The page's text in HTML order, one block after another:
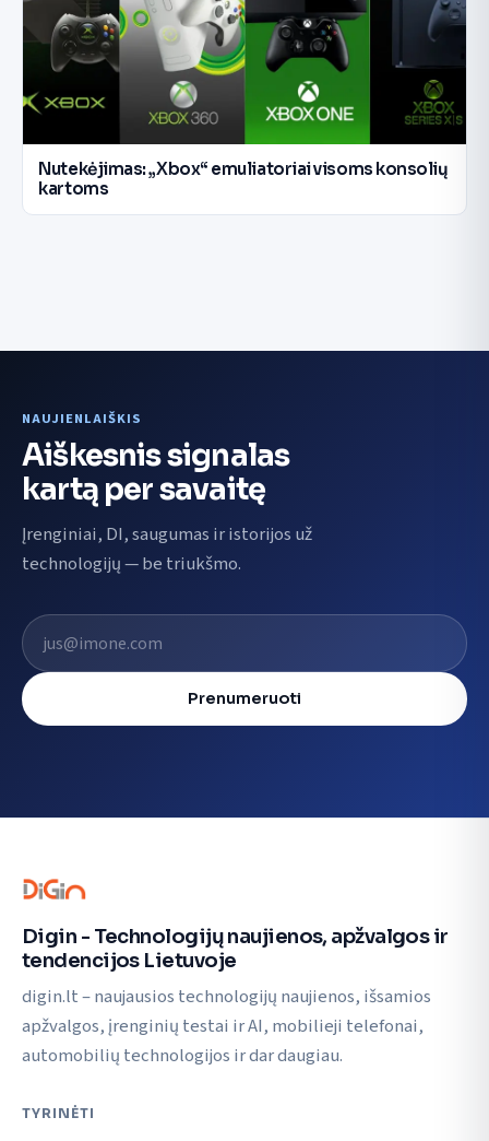
Nutekėjimas: „Xbox“ emuliatoriai visoms konsolių
kartoms
NAUJIENLAIŠKIS
Aiškesnis signalas
kartą per savaitę
Įrenginiai, DI, saugumas ir istorijos už
technologijų — be triukšmo.
El. pašto adresas
Prenumeruoti
Digin - Technologijų naujienos, apžvalgos ir
tendencijos Lietuvoje
digin.lt – naujausios technologijų naujienos, išsamios
apžvalgos, įrenginių testai ir AI, mobilieji telefonai,
automobilių technologijos ir dar daugiau.
TYRINĖTI